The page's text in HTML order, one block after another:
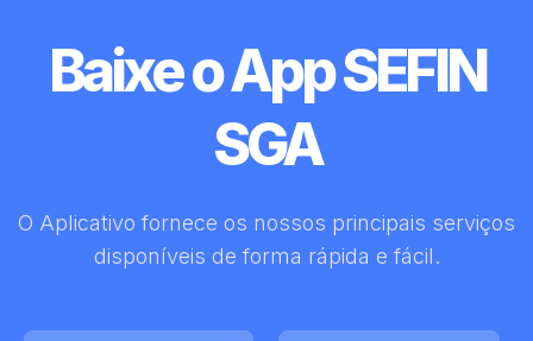
Baixe o App SEFIN
SGA
O Aplicativo fornece os nossos principais serviços
disponíveis de forma rápida e fácil.